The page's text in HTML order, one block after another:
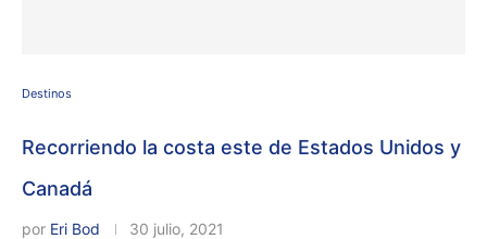
Destinos
Recorriendo la costa este de Estados Unidos y
Canadá
por Eri Bod 30 julio, 2021